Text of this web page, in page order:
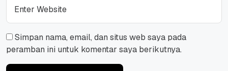
Simpan nama, email, dan situs web saya pada
peramban ini untuk komentar saya berikutnya.